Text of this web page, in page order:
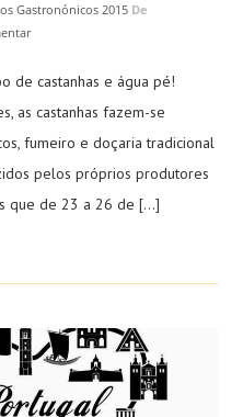
Gastronónicos 2015 De
de castanhas e água pé!
as castanhas fazem-se
fumeiro e doçaria tradicional
pelos próprios produtores
que de 23 a 26 de […]